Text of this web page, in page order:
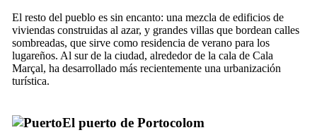
El resto del pueblo es sin encanto: una mezcla de edificios de
viviendas construidas al azar, y grandes villas que bordean calles
sombreadas, que sirve como residencia de verano para los
lugareños. Al sur de la ciudad, alrededor de la cala de Cala
Marçal, ha desarrollado más recientemente una urbanización
turística.
El puerto de Portocolom